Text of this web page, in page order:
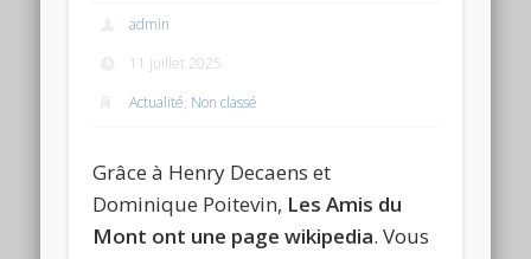
admin
11 juillet 2025
Actualité, Non classé
Grâce à Henry Decaens et
Dominique Poitevin, Les Amis du
Mont ont une page wikipedia. Vous